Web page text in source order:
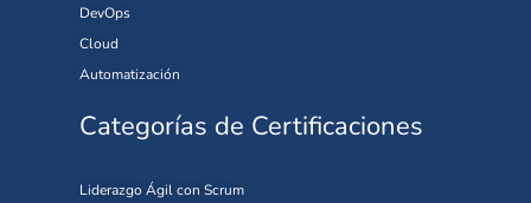
DevOps
Cloud
Automatización
Categorías de Certificaciones
Liderazgo Ágil con Scrum